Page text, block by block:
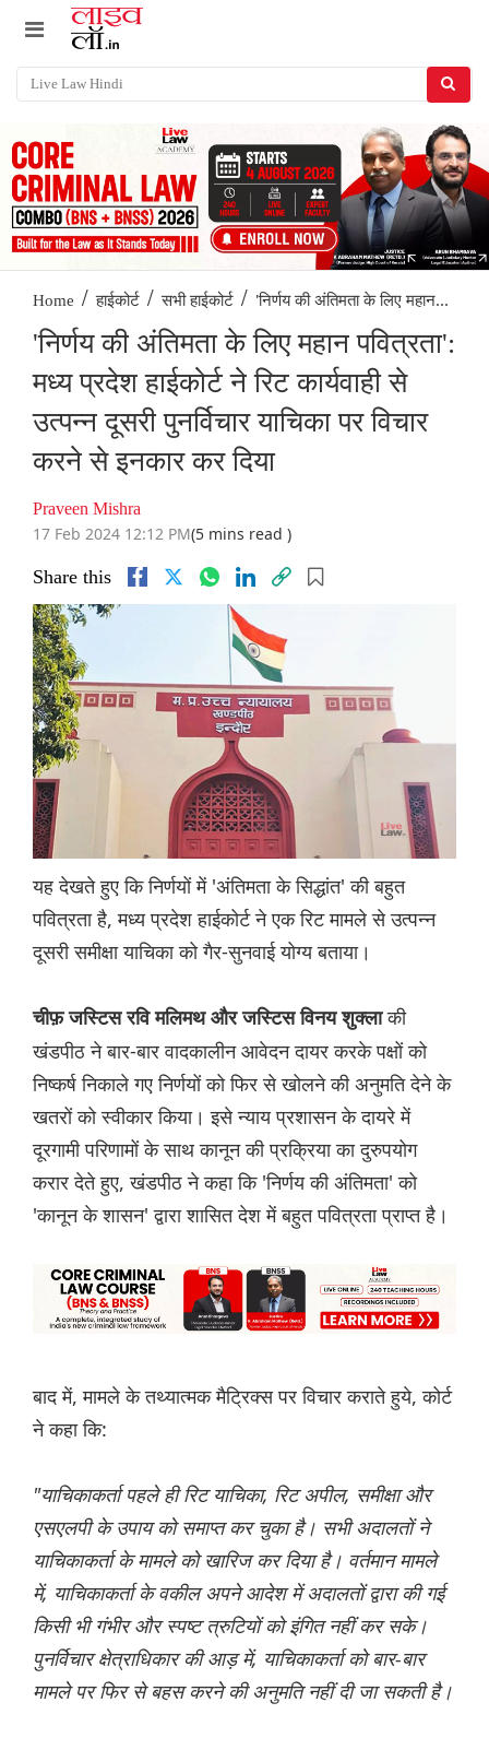
Home / हाईकोर्ट / सभी हाईकोर्ट / 'निर्णय की अंतिमता के लिए महान...
'निर्णय की अंतिमता के लिए महान पवित्रता':
मध्य प्रदेश हाईकोर्ट ने रिट कार्यवाही से
उत्पन्न दूसरी पुनर्विचार याचिका पर विचार
करने से इनकार कर दिया
Praveen Mishra
17 Feb 2024 12:12 PM(5 mins read )
Share this
यह देखते हुए कि निर्णयों में 'अंतिमता के सिद्धांत' की बहुत
पवित्रता है, मध्य प्रदेश हाईकोर्ट ने एक रिट मामले से उत्पन्न
दूसरी समीक्षा याचिका को गैर-सुनवाई योग्य बताया।
चीफ़ जस्टिस रवि मलिमथ और जस्टिस विनय शुक्लाकी
खंडपीठ ने बार-बार वादकालीन आवेदन दायर करके पक्षों को
निष्कर्ष निकाले गए निर्णयों को फिर से खोलने की अनुमति देने के
खतरों को स्वीकार किया। इसे न्याय प्रशासन के दायरे में
दूरगामी परिणामों के साथ कानून की प्रक्रिया का दुरुपयोग
करार देते हुए, खंडपीठ ने कहा कि 'निर्णय की अंतिमता' को
'कानून के शासन' द्वारा शासित देश में बहुत पवित्रता प्राप्त है।
बाद में, मामले के तथ्यात्मक मैट्रिक्स पर विचार कराते हुये, कोर्ट
ने कहा कि:
"याचिकाकर्ता पहले ही रिट याचिका, रिट अपील, समीक्षा और
एसएलपी के उपाय को समाप्त कर चुका है। सभी अदालतों ने
याचिकाकर्ता के मामले को खारिज कर दिया है। वर्तमान मामले
में, याचिकाकर्ता के वकील अपने आदेश में अदालतों द्वारा की गई
किसी भी गंभीर और स्पष्ट त्रुटियों को इंगित नहीं कर सके।
पुनर्विचार क्षेत्राधिकार की आड़ में, याचिकाकर्ता को बार-बार
मामले पर फिर से बहस करने की अनुमति नहीं दी जा सकती है।